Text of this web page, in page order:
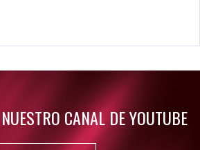
detalles de Resident Evil 9
CANAL DE YOUTUBE